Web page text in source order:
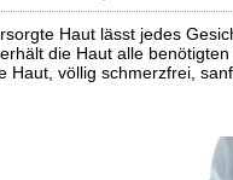
Haut lässt jedes
die Haut alle
Haut, völlig schmerzfrei,